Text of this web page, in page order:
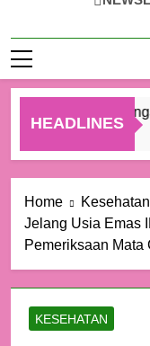
HEADLINES
Home
Kesehatan
Jelang Usia Emas
Pemeriksaan Mata
KESEHATAN